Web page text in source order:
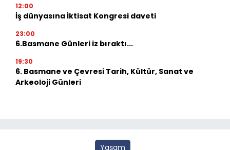
12:00
İş dünyasına İktisat Kongresi daveti
23:00
6.Basmane Günleri iz bıraktı...
19:30
6. Basmane ve Çevresi Tarih, Kültür, Sanat ve
Arkeoloji Günleri
Yaşam